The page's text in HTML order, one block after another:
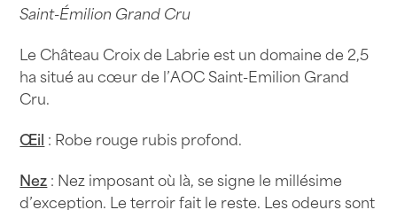
Labrie
75cl
Saint-Émilion Grand Cru
Le Château Croix de Labrie est un domaine de 2,5
ha situé au cœur de l’AOC Saint-Emilion Grand
Cru.
Œil : Robe rouge rubis profond.
Nez: Nez imposant où là, se signe le millésime
d’exception. Le terroir fait le reste. Les odeurs sont